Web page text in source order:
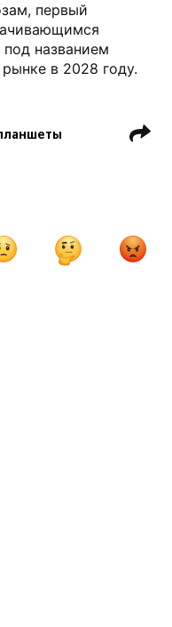
первый
названием
в 2028 году.